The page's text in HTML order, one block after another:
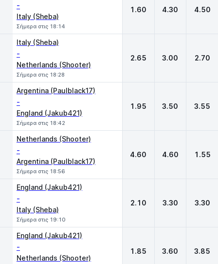
-
Italy (Sheba)
Σήμερα στις 18:14
1.60 4.30 4.50
Italy (Sheba)
-
Netherlands (Shooter)
Σήμερα στις 18:28
2.65 3.00 2.70
Argentina (Paulblack17)
-
England (Jakub421)
Σήμερα στις 18:42
1.95 3.50 3.55
Netherlands (Shooter)
-
Argentina (Paulblack17)
Σήμερα στις 18:56
4.60 4.60 1.55
England (Jakub421)
-
Italy (Sheba)
Σήμερα στις 19:10
2.10 3.30 3.30
England (Jakub421)
-
Netherlands (Shooter)
1.85 3.60 3.85